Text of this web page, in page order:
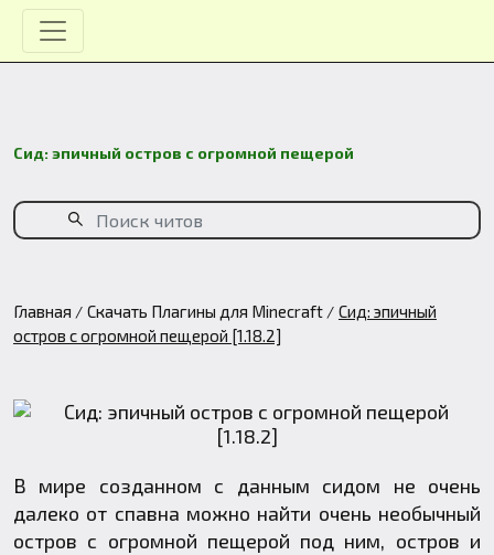
Сид: эпичный остров с огромной пещерой
Главная Скачать Плагины для Minecraft
Сид: эпичный
остров с огромной пещерой [1.18.2]
В мире созданном с данным сидом не очень
далеко от спавна можно найти очень необычный
остров с огромной пещерой под ним, остров и